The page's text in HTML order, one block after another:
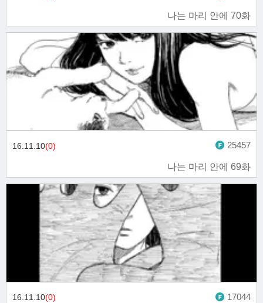
나는 마리 안에 70화
나는 마리 안에 69화
16.11.10(0) 25457
16.11.10(0) 17044